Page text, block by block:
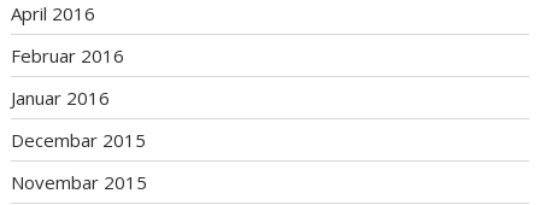
April 2016
Februar 2016
Januar 2016
Decembar 2015
Novembar 2015